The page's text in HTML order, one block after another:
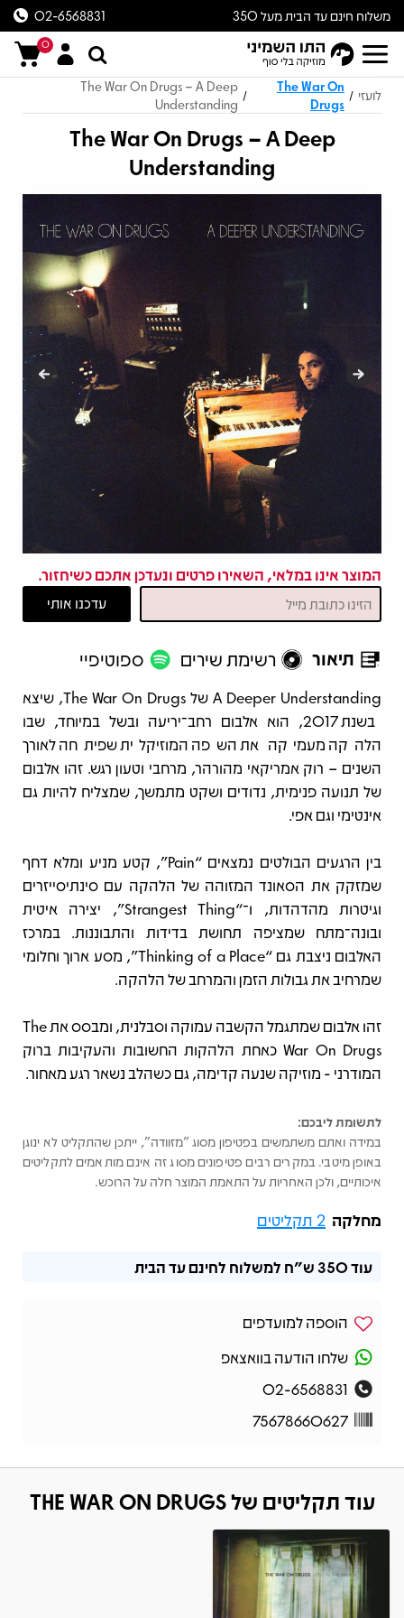
משלוח חינם עד הבית מעל 350
ש״ח
02-6568831
0
לועזי /
The War On
Drugs
/
The War On Drugs – A Deep
Understanding
The War On Drugs – A Deep
Understanding
המוצר אינו במלאי, השאירו פרטים ונעדכן אתכם כשיחזור.
תיאור רשימת שירים ספוטיפיי
תיאור
A Deeper Understanding של The War On Drugs, שיצא
בשנת 2017, הוא אלבום רחב־יריעה ובשל במיוחד, שבו
הלהקה מעמיקה את השפה המוזיקלית שפיתחה לאורך
השנים – רוק אמריקאי מהורהר, מרחבי וטעון רגש. זהו אלבום
של תנועה פנימית, נדודים ושקט מתמשך, שמצליח להיות גם
אינטימי וגם אפי.
בין הרגעים הבולטים נמצאים “Pain”, קטע מניע ומלא דחף
שמזקק את הסאונד המזוהה של הלהקה עם סינתיסייזרים
וגיטרות מהדהדות, ו־“Strangest Thing”, יצירה איטית
ובונה־מתח שמציפה תחושת בדידות והתבוננות. במרכז
האלבום ניצבת גם “Thinking of a Place”, מסע ארוך וחלומי
שמרחיב את גבולות הזמן והמרחב של הלהקה.
זהו אלבום שמתגמל הקשבה עמוקה וסבלנית, ומבסס את The
War On Drugs כאחת הלהקות החשובות והעקיבות ברוק
המודרני - מוזיקה שנעה קדימה, גם כשהלב נשאר רגע מאחור.
לתשומת ליבכם:
במידה ואתם משתמשים בפטיפון מסוג "מזוודה", ייתכן שהתקליט לא ינוגן
באופן מיטבי. במקרים רבים פטיפונים מסוג זה אינם מותאמים לתקליטים
איכותיים, ולכן האחריות על התאמת המוצר חלה על הרוכש.
מחלקה 2 תקליטים
עוד350 ש"ח למשלוח לחינם עד הבית
הוספה למועדפים
שלחו הודעה בוואצאפ
02-6568831
75678660627
עוד תקליטים של THE WAR ON DRUGS